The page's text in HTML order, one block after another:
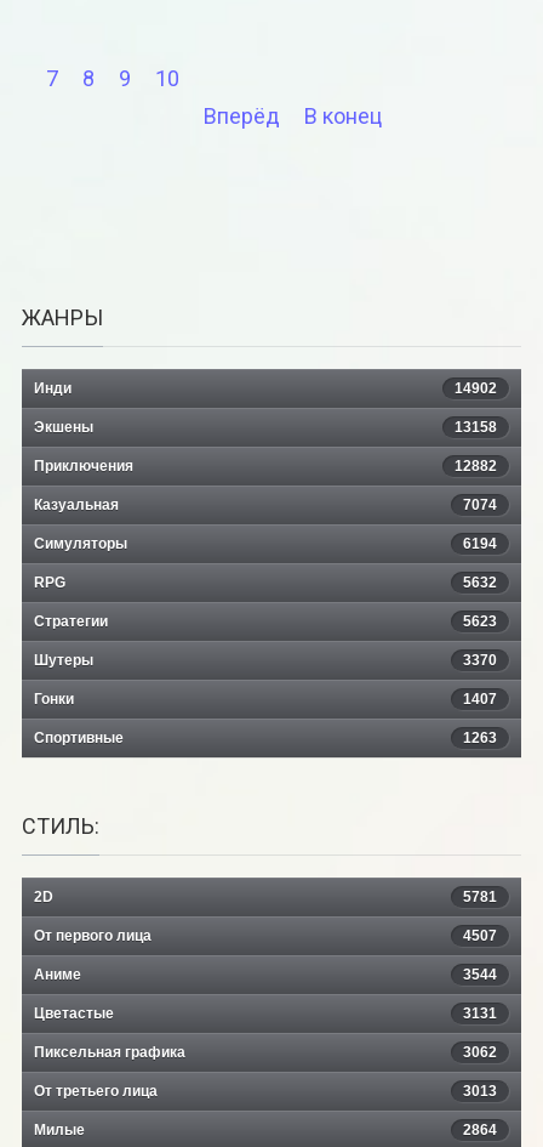
7 8 9
10
Вперёд
В конец
ЖАНРЫ
Инди 14902
Экшены 13158
Приключения 12882
Казуальная 7074
Симуляторы 6194
RPG 5632
Стратегии 5623
Шутеры 3370
Гонки 1407
Спортивные 1263
СТИЛЬ:
2D 5781
От первого лица 4507
Аниме 3544
Цветастые 3131
Пиксельная графика 3062
От третьего лица 3013
Милые 2864